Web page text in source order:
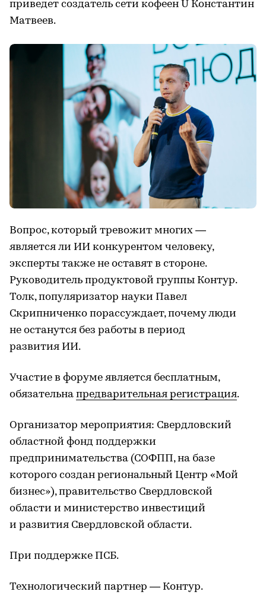
приведет создатель сети кофеен Ü Константин
Матвеев.
Вопрос, который тревожит многих —
является ли ИИ конкурентом человеку,
эксперты также не оставят в стороне.
Руководитель продуктовой группы Контур.
Толк, популяризатор науки Павел
Скрипниченко порассуждает, почему люди
не останутся без работы в период
развития ИИ.
Участие в форуме является бесплатным,
обязательна предварительная регистрация.
Организатор мероприятия: Свердловский
областной фонд поддержки
предпринимательства (СОФПП, на базе
которого создан региональный Центр «Мой
бизнес»), правительство Свердловской
области и министерство инвестиций
и развития Свердловской области.
При поддержке ПСБ.
Технологический партнер — Контур.